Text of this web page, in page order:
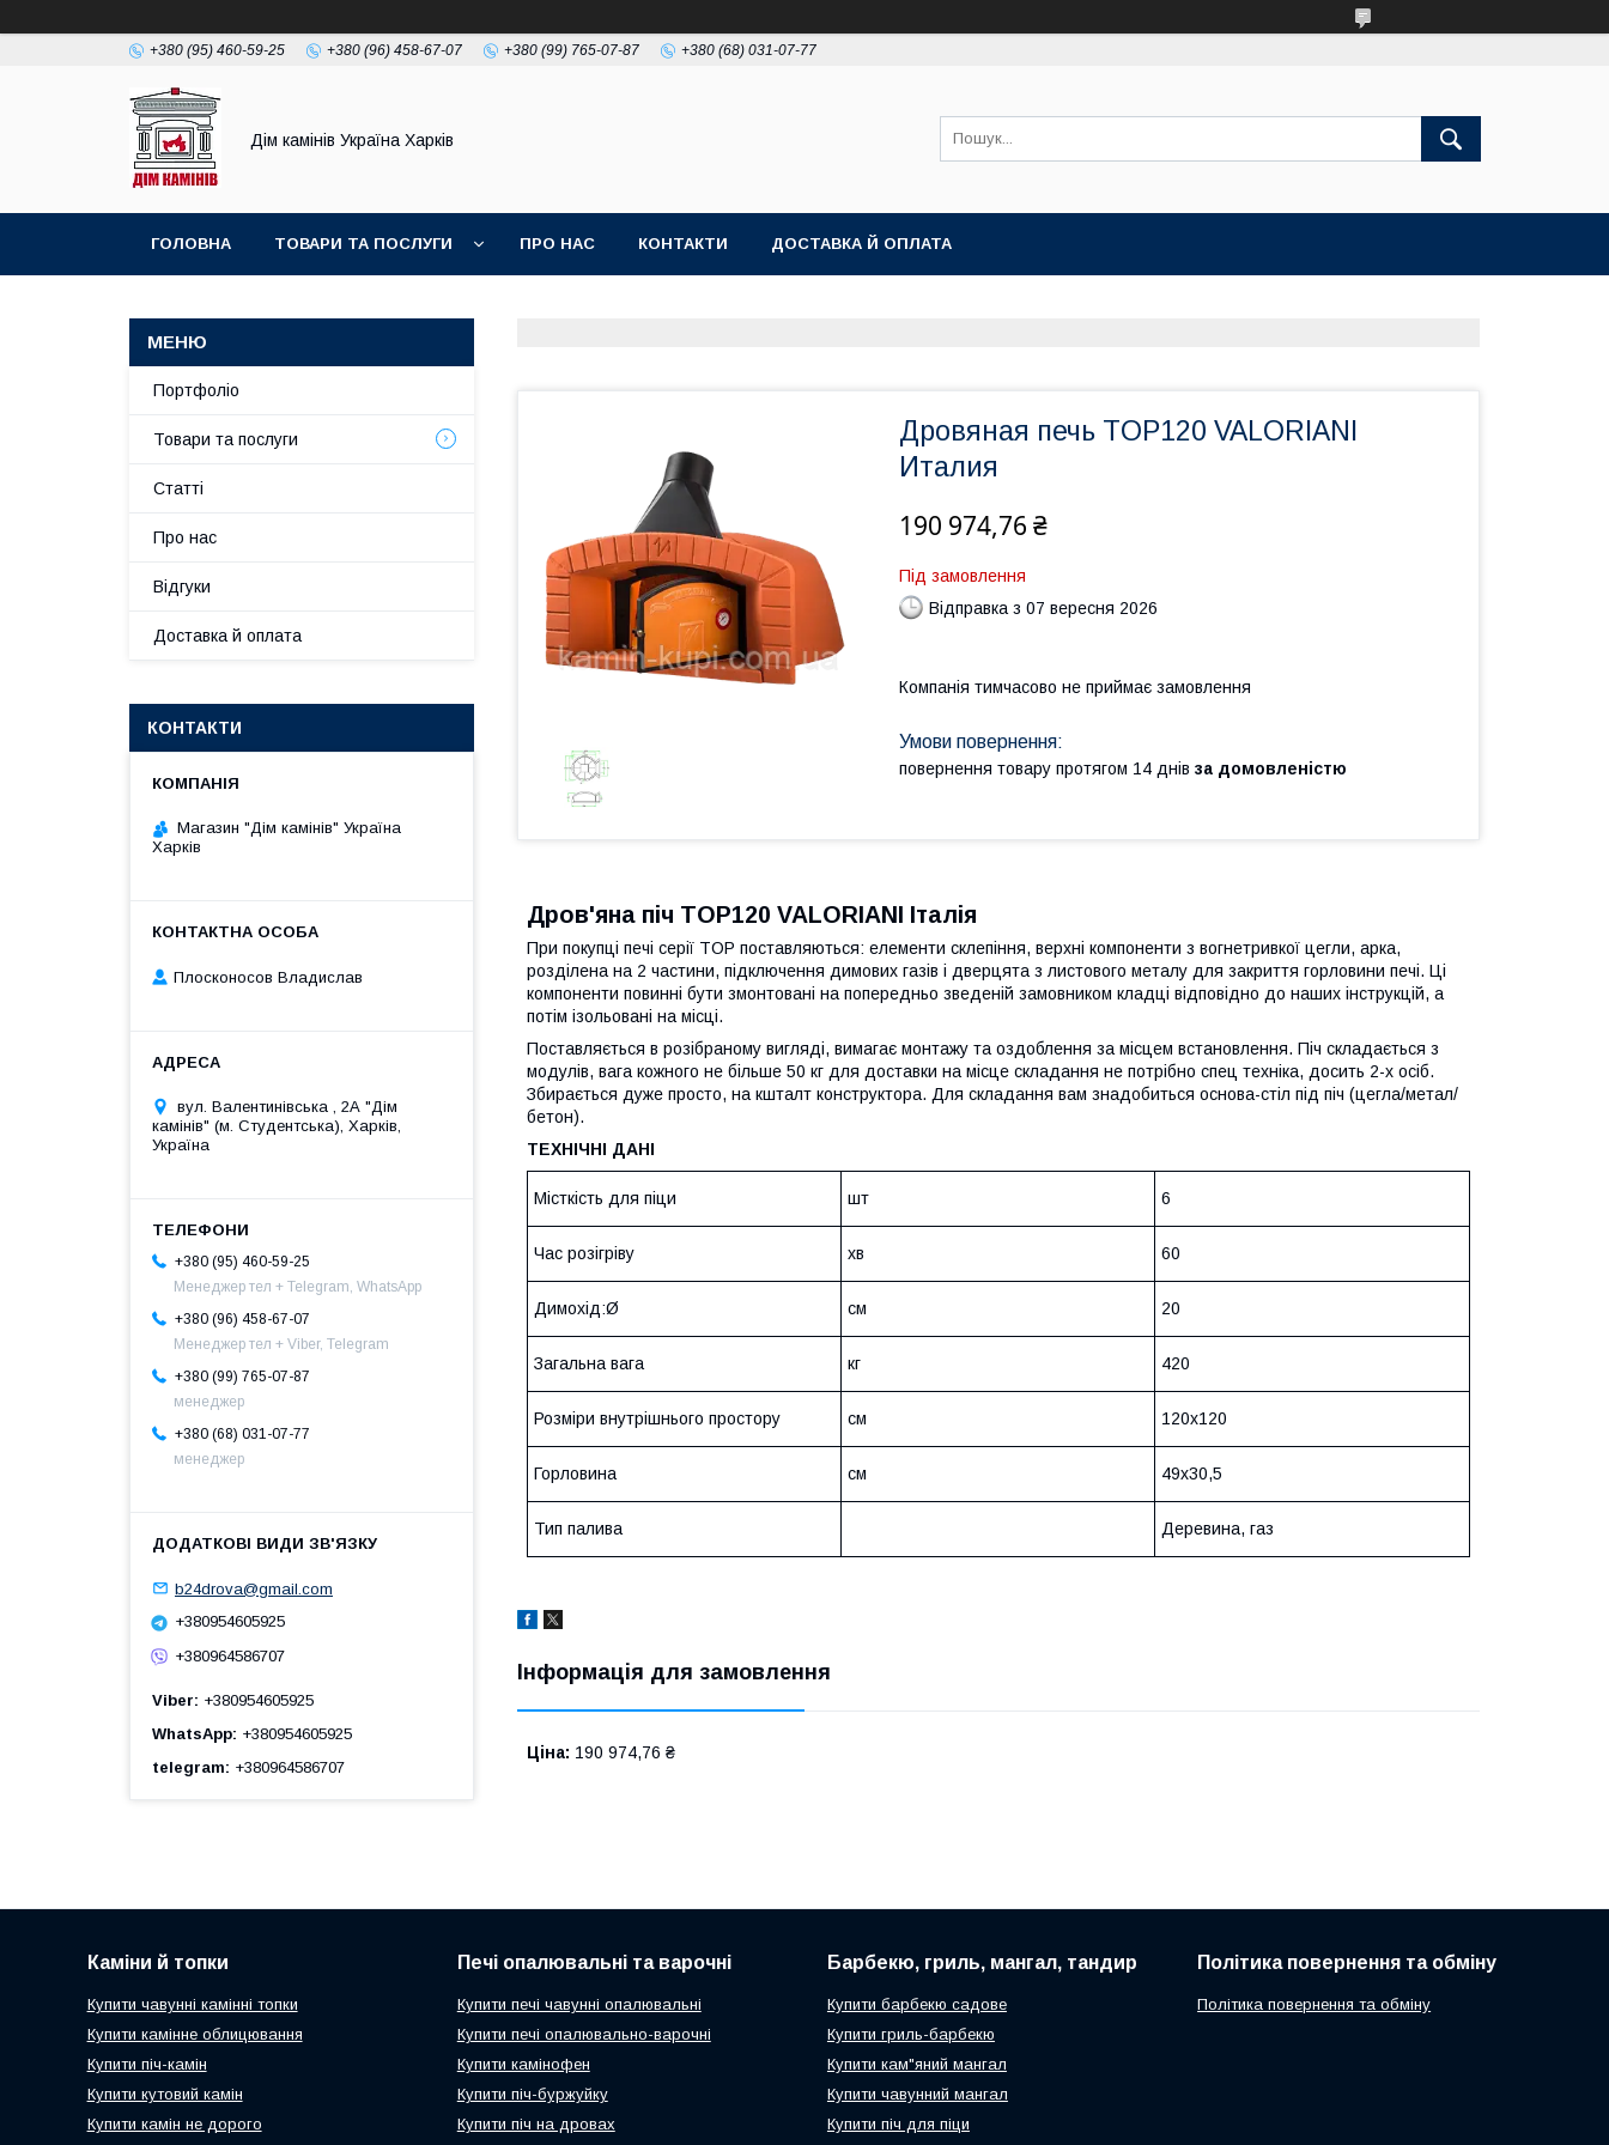
+380 (95) 460-59-25 +380 (96) 458-67-07 +380 (99) 765-07-87 +380 (68) 031-07-77
Дім камінів Україна Харків
ГОЛОВНА ТОВАРИ ТА ПОСЛУГИ ПРО НАС КОНТАКТИ ДОСТАВКА Й ОПЛАТА
Дровяная печь TOP120 VALORIANI
Италия
190 974,76 ₴
Під замовлення
Відправка з 07 вересня 2026
Компанія тимчасово не приймає замовлення
повернення товару протягом 14 днів за домовленістю
Дров'яна піч TOP120 VALORIANI Італія
При покупці печі серії TOP поставляються: елементи склепіння, верхні компоненти з вогнетривкої цегли, арка,
розділена на 2 частини, підключення димових газів і дверцята з листового металу для закриття горловини печі. Ці
компоненти повинні бути змонтовані на попередньо зведеній замовником кладці відповідно до наших інструкцій, а
потім ізольовані на місці.
Поставляється в розібраному вигляді, вимагає монтажу та оздоблення за місцем встановлення. Піч складається з
модулів, вага кожного не більше 50 кг для доставки на місце складання не потрібно спец техніка, досить 2-х осіб.
Збирається дуже просто, на кшталт конструктора. Для складання вам знадобиться основа-стіл під піч (цегла/метал/
бетон).
ТЕХНІЧНІ ДАНІ
Місткість для піци шт 6
Час розігріву хв 60
Димохід:Ø см 20
Загальна вага кг 420
Розміри внутрішнього простору см 120х120
Горловина см 49x30,5
Тип палива Деревина, газ
Інформація для замовлення
Ціна: 190 974,76 ₴
Портфоліо
Товари та послуги
Статті
Про нас
Відгуки
Доставка й оплата
КОНТАКТИ
Магазин "Дім камінів" Україна
Харків
Плосконосов Владислав
вул. Валентинівська , 2А "Дім
камінів" (м. Студентська), Харків,
Україна
+380 (95) 460-59-25
Менеджер тел + Telegram, WhatsApp
+380 (96) 458-67-07
Менеджер тел + Viber, Telegram
+380 (99) 765-07-87
менеджер
+380 (68) 031-07-77
менеджер
b24drova@gmail.com
+380954605925
+380964586707
Viber
+380954605925
WhatsApp +380954605925
telegram
+380964586707
Каміни й топки
Купити чавунні камінні топки
Купити камінне облицювання
Купити піч-камін
Купити кутовий камін
Купити камін не дорого
Печі опалювальні та варочні
Купити печі чавунні опалювальні
Купити печі опалювально-варочні
Купити камінофен
Купити піч-буржуйку
Купити піч на дровах
Барбекю, гриль, мангал, тандир
Купити барбекю садове
Купити гриль-барбекю
Купити кам"яний мангал
Купити чавунний мангал
Купити піч для піци
Політика повернення та обміну
Політика повернення та обміну